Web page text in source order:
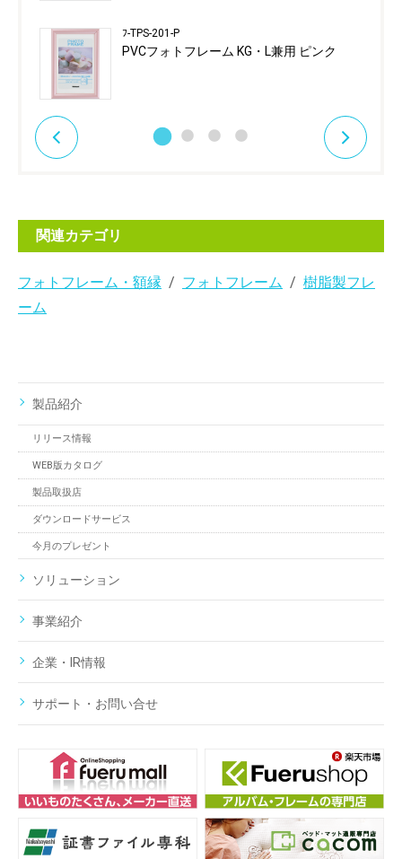
ﾌ-TPS-201-P
PVCフォトフレーム KG・L兼用 ピンク
関連カテゴリ
フォトフレーム・額縁 フォトフレーム
樹脂製フレ
ーム
製品紹介
リリース情報
WEB版カタログ
製品取扱店
ダウンロードサービス
今月のプレゼント
ソリューション
事業紹介
企業・IR情報
サポート・お問い合せ